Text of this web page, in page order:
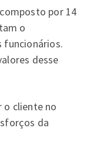
por 14
o
funcionários.
desse
o cliente no
da